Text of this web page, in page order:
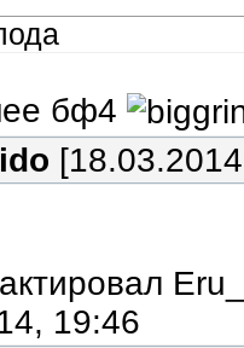
бф4
19:46